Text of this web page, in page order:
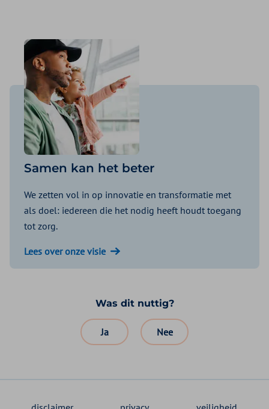
Samen kan het beter
We zetten vol in op innovatie en transformatie met
als doel: iedereen die het nodig heeft houdt toegang
tot zorg.
Lees over onze visie
Was dit nuttig?
Ja Nee